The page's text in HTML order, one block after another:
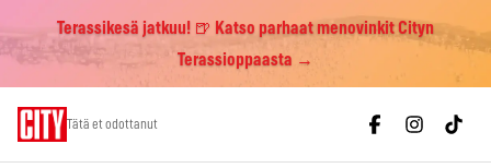
Terassikesä jatkuu! 🍺 Katso parhaat menovinkit Cityn
Terassioppaasta →
Tätä et odottanut